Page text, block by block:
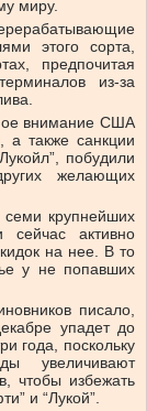
миру.
этого сорта,
предпочитая
из-за
внимание США
также санкции
побудили
желающих
семи крупнейших
сейчас активно
на нее. В то
у не попавших
писало,
упадет до
года, поскольку
увеличивают
чтобы избежать
и “Лукой”.